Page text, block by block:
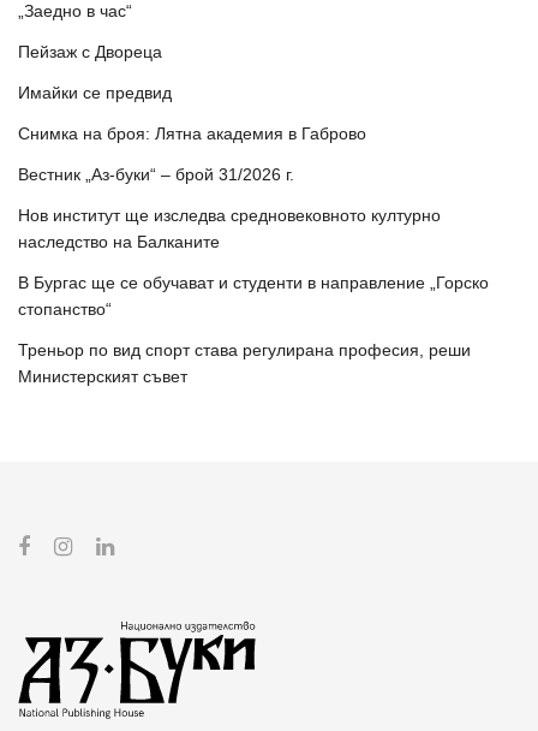
„Заедно в час“
Пейзаж с Двореца
Имайки се предвид
Снимка на броя: Лятна академия в Габрово
Вестник „Аз-буки“ – брой 31/2026 г.
Нов институт ще изследва средновековното културно
наследство на Балканите
В Бургас ще се обучават и студенти в направление „Горско
стопанство“
Треньор по вид спорт става регулирана професия, реши
Министерският съвет